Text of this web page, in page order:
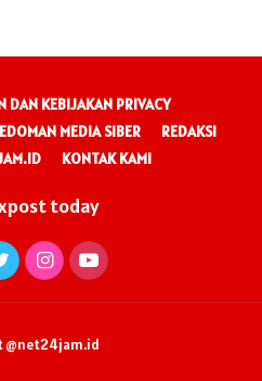
DAN KEBIJAKAN PRIVACY
MEDIA SIBER
REDAKSI
KONTAK KAMI
today
@net24jam.id